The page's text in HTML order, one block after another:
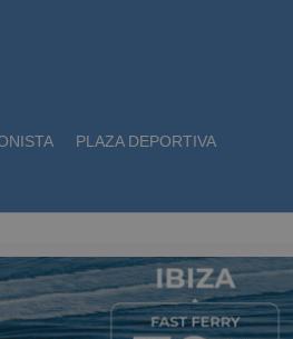
PLAZA DEPORTIVA